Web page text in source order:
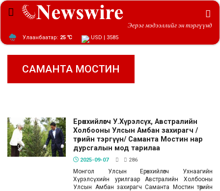
Эерэг мэдээллийг эн тэргүүнд
Улаанбаатар: 25 ℃ USD | 3585
САМАНТА МОСТИН
Ерөнхийлөгч У.Хүрэлсүх, Австралийн
Холбооны Улсын Амбан захирагч /
төрийн тэргүүн/ Саманта Мостин нар
дурсгалын мод тарилаа
2025-09-07 286
Монгол Улсын Ерөнхийлөгч Ухнаагийн
Хүрэлсүхийн урилгаар Австралийн Холбооны
Улсын Амбан захирагч Саманта Мостин төрийн